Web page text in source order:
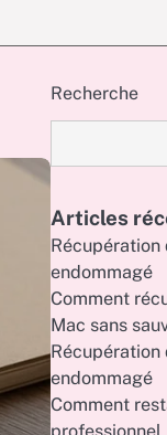
Recherche
Articles
Récupération
endommagé
Comment
Mac sans
Récupération
endommagé
Comment